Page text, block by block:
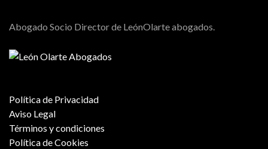
Abogado Socio Director de LeónOlarte abogados.
Política de Privacidad
Aviso Legal
Términos y condiciones
Política de Cookies